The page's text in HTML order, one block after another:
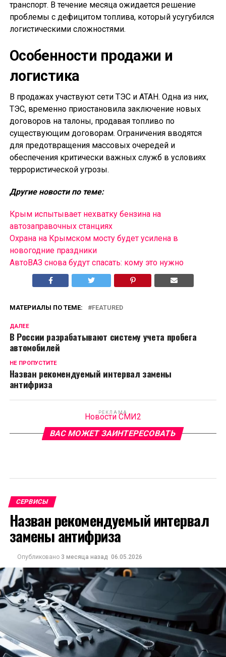
транспорт. В течение месяца ожидается решение
проблемы с дефицитом топлива, который усугубился
логистическими сложностями.
Особенности продажи и
логистика
В продажах участвуют сети ТЭС и АТАН. Одна из них,
ТЭС, временно приостановила заключение новых
договоров на талоны, продавая топливо по
существующим договорам. Ограничения вводятся
для предотвращения массовых очередей и
обеспечения критически важных служб в условиях
террористической угрозы.
Другие новости по теме:
Крым испытывает нехватку бензина на
автозаправочных станциях
Охрана на Крымском мосту будет усилена в
новогодние праздники
АвтоВАЗ снова будут спасать: кому это нужно
МАТЕРИАЛЫ ПО ТЕМЕ: FEATURED
ДАЛЕЕ
В России разрабатывают систему учета пробега
автомобилей
НЕ ПРОПУСТИТЕ
Назван рекомендуемый интервал замены
антифриза
РЕКЛАМА
Новости СМИ2
ВАС МОЖЕТ ЗАИНТЕРЕСОВАТЬ
СЕРВИСЫ
Назван рекомендуемый интервал
замены антифриза
Опубликовано 3 месяца назад 06.05.2026